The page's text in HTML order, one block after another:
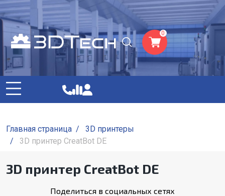
0
Главная страница /
3D принтеры
/
3D принтер CreatBot DE
3D принтер CreatBot DE
Поделиться в социальных сетях